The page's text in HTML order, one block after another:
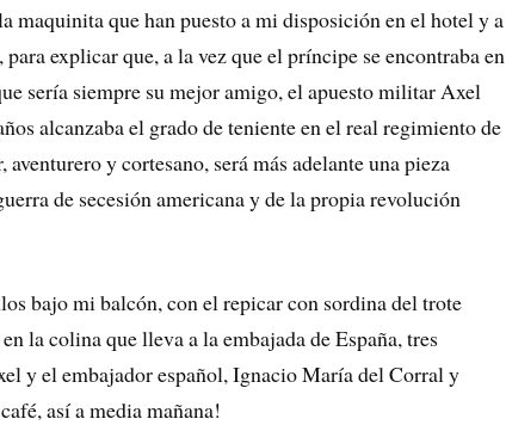
maquinita que han puesto a mi disposición en el hotel y a
explicar que, a la vez que el príncipe se encontraba en
sería siempre su mejor amigo, el apuesto militar Axel
alcanzaba el grado de teniente en el real regimiento de
y cortesano, será más adelante una pieza
de secesión americana y de la propia revolución
bajo mi balcón, con el repicar con sordina del trote
la colina que lleva a la embajada de España, tres
y el embajador español, Ignacio María del Corral y
así a media mañana!